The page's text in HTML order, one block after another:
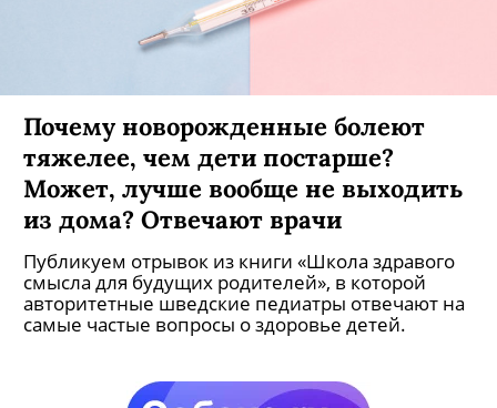
Почему новорожденные болеют
тяжелее, чем дети постарше?
Может, лучше вообще не выходить
из дома? Отвечают врачи
Публикуем отрывок из книги «Школа здравого
смысла для будущих родителей», в которой
авторитетные шведские педиатры отвечают на
самые частые вопросы о здоровье детей.